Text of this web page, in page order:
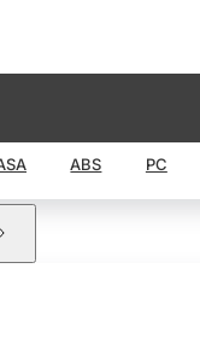
ABS PC